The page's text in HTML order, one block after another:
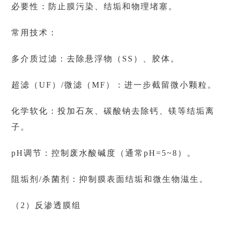
必要性：防止膜污染、结垢和物理堵塞。
常用技术：
多介质过滤：去除悬浮物（SS）、胶体。
超滤（UF）/微滤（MF）：进一步截留微小颗粒。
化学软化：投加石灰、碳酸钠去除钙、镁等结垢离
子。
pH调节：控制废水酸碱度（通常pH=5~8）。
阻垢剂/杀菌剂：抑制膜表面结垢和微生物滋生。
（2）反渗透膜组